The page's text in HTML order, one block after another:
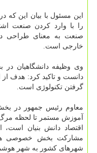
این مسئول با بیان این که
را با وارد کردن صنعت
صنعت به معنای طراحی
خارجی است.
وی وظیفه دانشگاهیان در
دانست و تاکید کرد: هدف از
گرفتن تکنولوژی است.
معاوم رئیس جمهور در
آموزش مستمر تا لحظه
اقتصاد دانش بنیان
مشارکت بخش خصوصی
شهرهای کشور به شهر